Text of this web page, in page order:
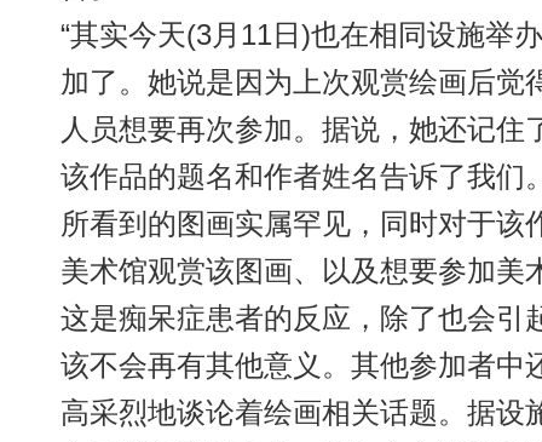
“其实今天(3月11日)也在相同设施举
加了。她说是因为上次观赏绘画后觉
人员想要再次参加。据说，她还记
该作品的题名和作者姓名告诉了我们
所看到的图画实属罕见，同时对于该
美术馆观赏该图画、以及想要参加美
这是痴呆症患者的反应，除了也会引
该不会再有其他意义。其他参加者中
高采烈地谈论着绘画相关话题。据设